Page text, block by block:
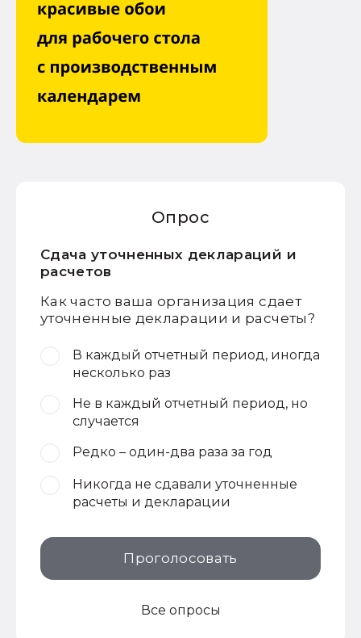
Опрос
Сдача уточненных деклараций и
расчетов
Как часто ваша организация сдает
уточненные декларации и расчеты?
В каждый отчетный период, иногда
несколько раз
Не в каждый отчетный период, но
случается
Редко – один-два раза за год
Никогда не сдавали уточненные
расчеты и декларации
Проголосовать
Все опросы